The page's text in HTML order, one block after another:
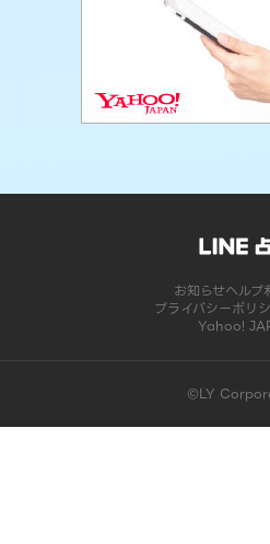
お知らせヘルプ
プライバシーポリ
Yahoo!
©LY
このコンテンツは掲載が終了し